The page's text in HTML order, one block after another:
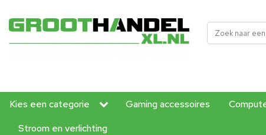
Kies een categorie Gaming accessoires
Stroom en verlichting